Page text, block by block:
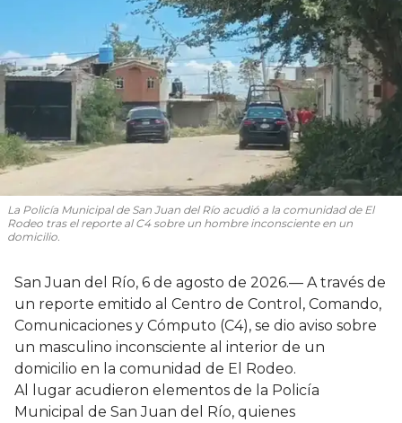
La Policía Municipal de San Juan del Río acudió a la comunidad de El
Rodeo tras el reporte al C4 sobre un hombre inconsciente en un
domicilio.
San Juan del Río, 6 de agosto de 2026.— A través de
un reporte emitido al Centro de Control, Comando,
Comunicaciones y Cómputo (C4), se dio aviso sobre
un masculino inconsciente al interior de un
domicilio en la comunidad de El Rodeo.
Al lugar acudieron elementos de la Policía
Municipal de San Juan del Río, quienes